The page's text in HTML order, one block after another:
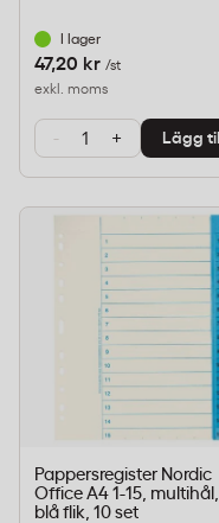
I lager
47,20 kr /st
exkl. moms
- + Lägg till
Pappersregister Nordic
Office A4 1-15, multihål,
blå flik, 10 set